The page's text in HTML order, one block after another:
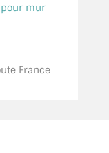
pour mur
France